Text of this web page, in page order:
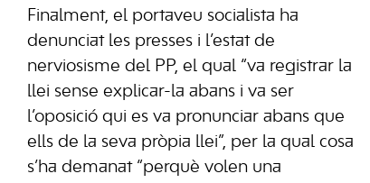
Finalment, el portaveu socialista ha
denunciat les presses i l’estat de
nerviosisme del PP, el qual “va registrar la
llei sense explicar-la abans i va ser
l’oposició qui es va pronunciar abans que
ells de la seva pròpia llei”, per la qual cosa
s’ha demanat “perquè volen una